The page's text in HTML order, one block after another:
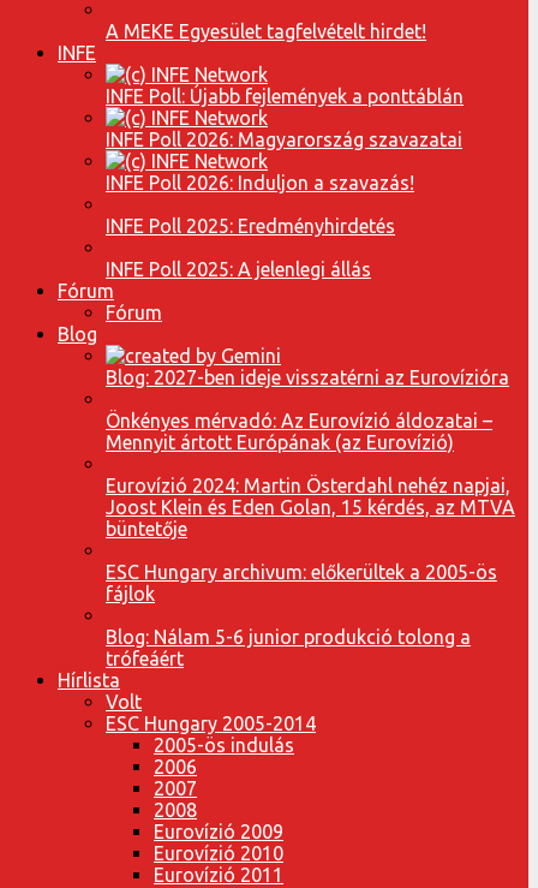
A MEKE Egyesület tagfelvételt hirdet!
INFE
INFE Poll: Újabb fejlemények a ponttáblán
INFE Poll 2026: Magyarország szavazatai
INFE Poll 2026: Induljon a szavazás!
INFE Poll 2025: Eredményhirdetés
INFE Poll 2025: A jelenlegi állás
Fórum
Fórum
Blog
Blog: 2027-ben ideje visszatérni az Eurovízióra
Önkényes mérvadó: Az Eurovízió áldozatai –
Mennyit ártott Európának (az Eurovízió)
Eurovízió 2024: Martin Österdahl nehéz napjai,
Joost Klein és Eden Golan, 15 kérdés, az MTVA
büntetője
ESC Hungary archivum: előkerültek a 2005-ös
fájlok
Blog: Nálam 5-6 junior produkció tolong a
trófeáért
Hírlista
Volt
ESC Hungary 2005-2014
2005-ös indulás
2006
2007
2008
Eurovízió 2009
Eurovízió 2010
Eurovízió 2011